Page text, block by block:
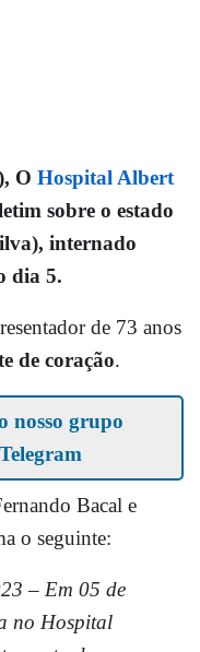
O Hospital Albert
sobre o estado
internado
dia 5.
de 73 anos
de coração.
nosso grupo
Bacal e
o seguinte:
– Em 05 de
no Hospital